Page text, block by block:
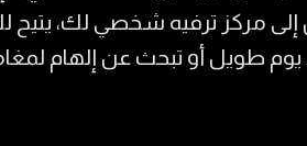
إلى مركز ترفيه شخصي لك، يتيح
أو تبحث عن إلهام